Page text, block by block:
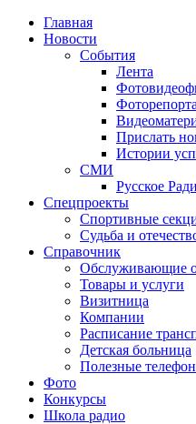
Главная
Новости
События
Лента
Прислать
Истории
СМИ
Русское
Спецпроекты
Спортивные
Судьба и
Справочник
Обслуживающие
Товары и услуги
Визитница
Компании
Расписание
Детская больница
Полезные
Фото
Конкурсы
Школа радио